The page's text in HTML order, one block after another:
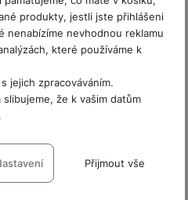
produkty, jestli jste přihlášeni
nenabízíme nevhodnou reklamu
které používáme k
jejich zpracováváním.
že k vašim datům
s kategoriemi
Přijmout vše